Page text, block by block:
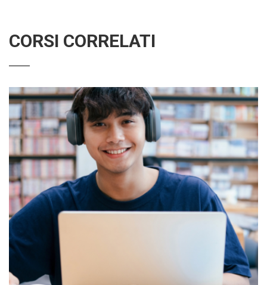
CORSI CORRELATI